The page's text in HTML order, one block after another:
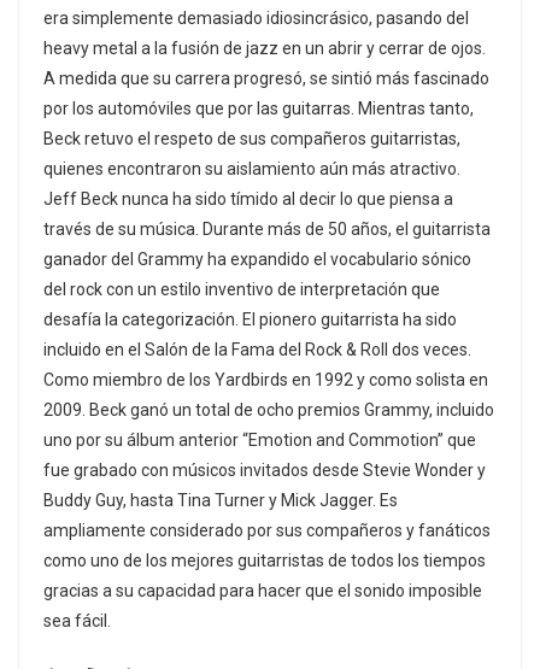
era simplemente demasiado idiosincrásico, pasando del
heavy metal a la fusión de jazz en un abrir y cerrar de ojos.
A medida que su carrera progresó, se sintió más fascinado
por los automóviles que por las guitarras. Mientras tanto,
Beck retuvo el respeto de sus compañeros guitarristas,
quienes encontraron su aislamiento aún más atractivo.
Jeff Beck nunca ha sido tímido al decir lo que piensa a
través de su música. Durante más de 50 años, el guitarrista
ganador del Grammy ha expandido el vocabulario sónico
del rock con un estilo inventivo de interpretación que
desafía la categorización. El pionero guitarrista ha sido
incluido en el Salón de la Fama del Rock & Roll dos veces.
Como miembro de los Yardbirds en 1992 y como solista en
2009. Beck ganó un total de ocho premios Grammy, incluido
uno por su álbum anterior “Emotion and Commotion” que
fue grabado con músicos invitados desde Stevie Wonder y
Buddy Guy, hasta Tina Turner y Mick Jagger. Es
ampliamente considerado por sus compañeros y fanáticos
como uno de los mejores guitarristas de todos los tiempos
gracias a su capacidad para hacer que el sonido imposible
sea fácil.